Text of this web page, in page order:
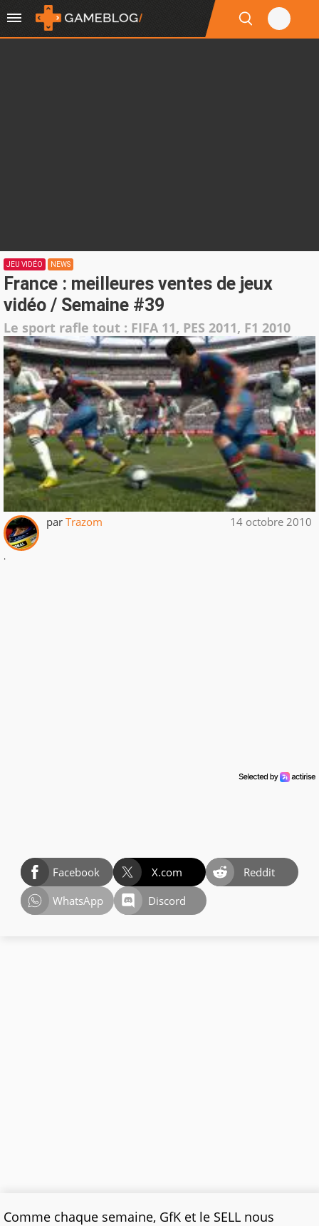
JEU VIDÉO NEWS
France : meilleures ventes de jeux
vidéo / Semaine #39
Le sport rafle tout : FIFA 11, PES 2011, F1 2010
par Trazom 14 octobre 2010
.
Facebook X.com
Reddit
WhatsApp
Discord
Comme chaque semaine, GfK et le SELL nous